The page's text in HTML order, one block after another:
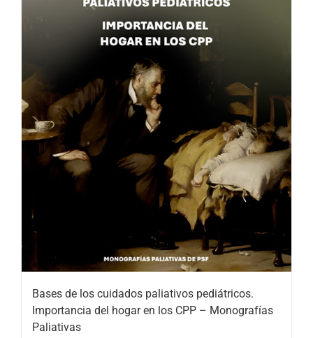
Bases de los cuidados paliativos pediátricos.
Importancia del hogar en los CPP – Monografías
Paliativas